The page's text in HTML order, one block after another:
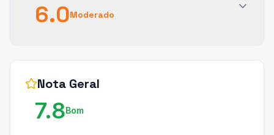
6.0Moderado
Nota Geral
7.8Bom